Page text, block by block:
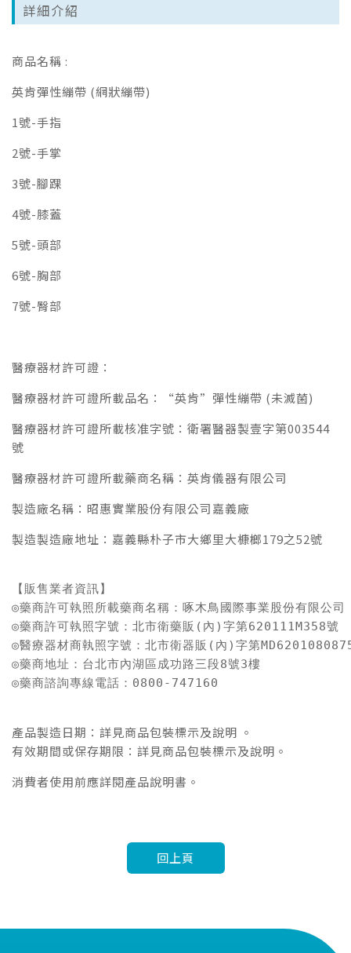
詳細介紹
商品名稱 :
英肯彈性繃帶 (網狀繃帶)
1號-手指
2號-手掌
3號-腳踝
4號-膝蓋
5號-頭部
6號-胸部
7號-臀部
醫療器材許可證：
醫療器材許可證所載品名：“英肯”彈性繃帶 (未滅菌)
醫療器材許可證所載核准字號：衛署醫器製壹字第003544
號
醫療器材許可證所載藥商名稱：英肯儀器有限公司
製造廠名稱：昭惠實業股份有限公司嘉義廠
製造製造廠地址：嘉義縣朴子市大鄉里大槺榔179之52號
【販售業者資訊】
◎藥商許可執照所載藥商名稱：啄木鳥國際事業股份有限公司
◎藥商許可執照字號：北市衛藥販(內)字第620111M358號
◎醫療器材商執照字號：北市衛器販(內)字第
◎藥商地址：台北市內湖區成功路三段8號3樓
◎藥商諮詢專線電話：0800-747160
產品製造日期：詳見商品包裝標示及說明 。
有效期間或保存期限：詳見商品包裝標示及說明。
消費者使用前應詳閱產品說明書。
回上頁